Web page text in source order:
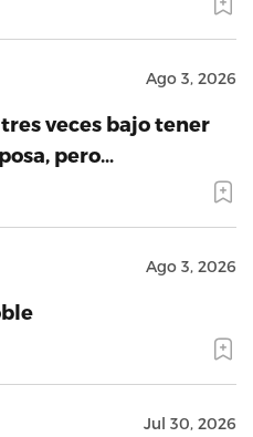
Ago 3, 2026
veces bajo tener
pero…
Ago 3, 2026
Jul 30, 2026